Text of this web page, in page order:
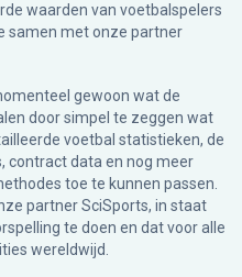
waarden van voetbalspelers
samen met onze partner
gewoon wat de
door simpel te zeggen wat
voetbal statistieken, de
contract data en nog meer
toe te kunnen passen.
partner SciSports, in staat
te doen en dat voor alle
wereldwijd.